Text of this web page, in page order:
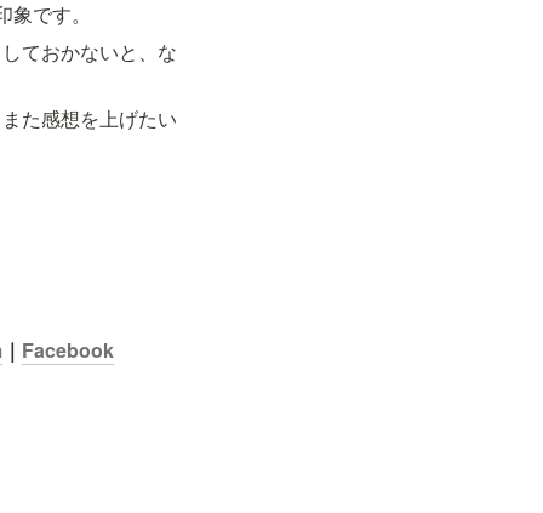
です。
ておかないと、な
た感想を上げたい
｜ Facebook